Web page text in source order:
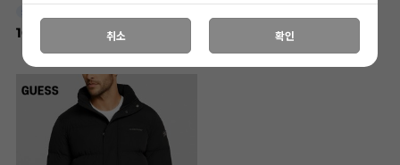
SIZE
108,000 취소 확인